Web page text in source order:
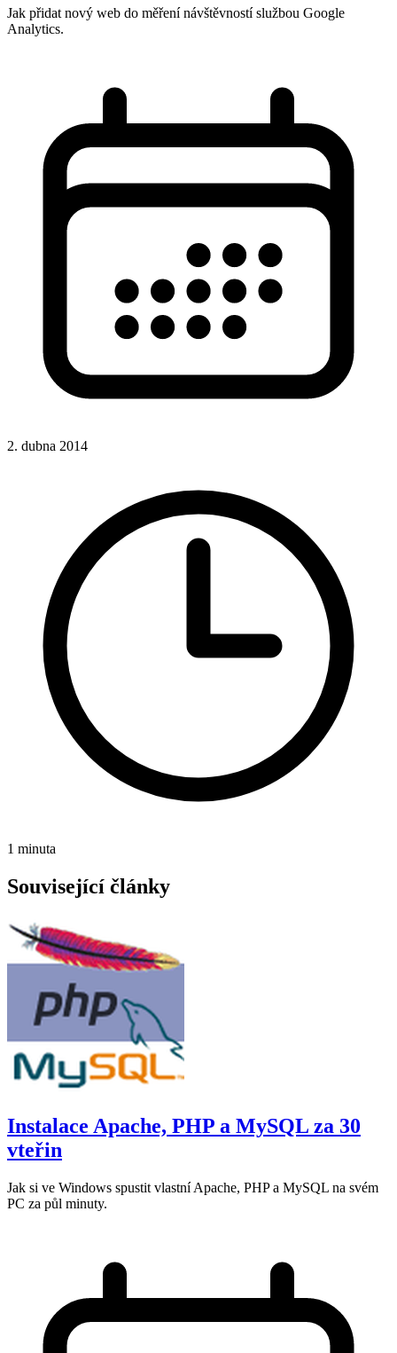
Jak přidat nový web do měření návštěvností službou Google
Analytics.
2. dubna 2014
1 minuta
Související články
Instalace Apache, PHP a MySQL za 30
vteřin
Jak si ve Windows spustit vlastní Apache, PHP a MySQL na svém
PC za půl minuty.